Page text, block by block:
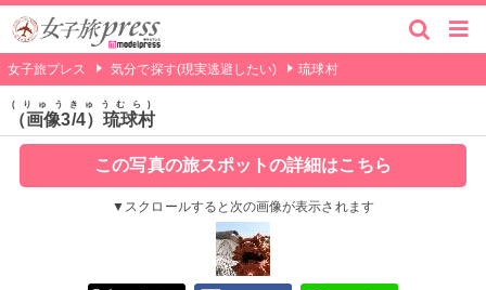
女子旅プレス 気分で探す(現実逃避したい) 琉球村
（画像3/4）琉球村
りゅうきゅうむら
この写真の旅スポットの詳細はこちら
▼スクロールすると次の画像が表示されます